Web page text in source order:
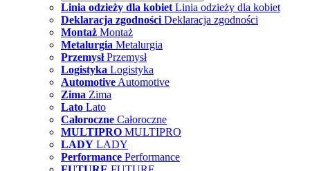
Linia odzieży dla kobiet Linia odzieży dla kobiet
Deklaracja zgodności Deklaracja zgodności
Montaż Montaż
Metalurgia Metalurgia
Przemysł Przemysł
Logistyka Logistyka
Automotive Automotive
Zima Zima
Lato Lato
Całoroczne Całoroczne
MULTIPRO MULTIPRO
LADY LADY
Performance Performance